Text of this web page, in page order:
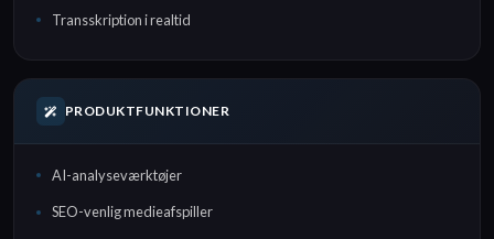
Transskription i realtid
PRODUKTFUNKTIONER
AI-analyseværktøjer
SEO-venlig medieafspiller